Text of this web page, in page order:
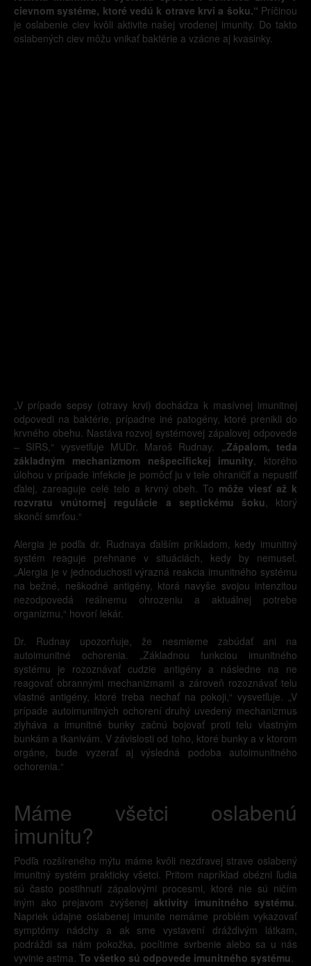
cievnom systéme, ktoré vedú k otrave krvi a šoku.“ Príčinou
je oslabenie ciev kvôli aktivite našej vrodenej imunity. Do takto
oslabených ciev môžu vnikať baktérie a vzácne aj kvasinky.
„V prípade sepsy (otravy krvi) dochádza k masívnej imunitnej
odpovedi na baktérie, prípadne iné patogény, ktoré prenikli do
krvného obehu. Nastáva rozvoj systémovej zápalovej odpovede
– SIRS,“ vysvetľuje MUDr. Maroš Rudnay. „Zápalom, teda
základným mechanizmom nešpecifickej imunity, ktorého
úlohou v prípade infekcie je pomôcť ju v tele ohraničiť a nepustiť
ďalej, zareaguje celé telo a krvný obeh. To môže viesť až k
rozvratu vnútornej regulácie a septickému šoku, ktorý
skončí smrťou.“
Alergia je podľa dr. Rudnaya ďalším príkladom, kedy imunitný
systém reaguje prehnane v situáciách, kedy by nemusel.
„Alergia je v jednoduchosti výrazná reakcia imunitného systému
na bežné, neškodné antigény, ktorá navyše svojou intenzitou
nezodpovedá reálnemu ohrozeniu a aktuálnej potrebe
organizmu,“ hovorí lekár.
Dr. Rudnay upozorňuje, že nesmieme zabúdať ani na
autoimunitné ochorenia. „Základnou funkciou imunitného
systému je rozoznávať cudzie antigény a následne na ne
reagovať obrannými mechanizmami a zároveň rozoznávať telu
vlastné antigény, ktoré treba nechať na pokoji,“ vysvetľuje. „V
prípade autoimunitných ochorení druhý uvedený mechanizmus
zlyháva a imunitné bunky začnú bojovať proti telu vlastným
bunkám a tkanivám. V závislosti od toho, ktoré bunky a v ktorom
orgáne, bude vyzerať aj výsledná podoba autoimunitného
ochorenia.“
Máme všetci oslabenú
imunitu?
Podľa rozšíreného mýtu máme kvôli nezdravej strave oslabený
imunitný systém prakticky všetci. Pritom napríklad obézni ľudia
sú často postihnutí zápalovými procesmi, ktoré nie sú ničím
iným ako prejavom zvýšenej aktivity imunitného systému.
Napriek údajne oslabenej imunite nemáme problém vykazovať
symptómy nádchy a ak sme vystavení dráždivým látkam,
podráždi sa nám pokožka, pocítime svrbenie alebo sa u nás
vyvinie astma. To všetko sú odpovede imunitného systému.